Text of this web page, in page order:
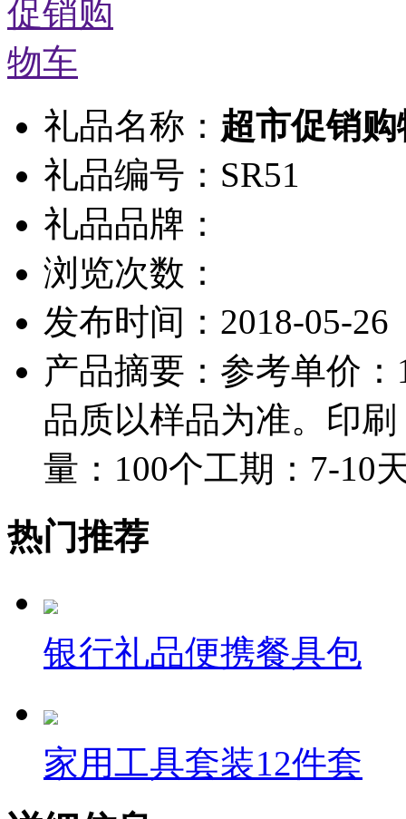
礼品名称： 超市促销
礼品编号：SR51
礼品品牌：
浏览次数：
发布时间：2018-05-26
产品摘要：参考单价
品质以样品为准。印
量：100个工期：7-10
热门推荐
银行礼品便携餐具包
家用工具套装12件套